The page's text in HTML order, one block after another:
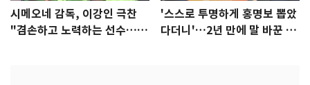
시메오네 감독, 이강인 극찬
"겸손하고 노력하는 선수…좋
'스스로 투명하게 홍명보 뽑았
다더니'…2년 만에 말 바꾼 이